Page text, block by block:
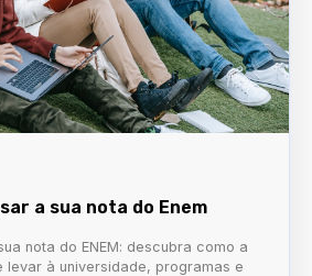
a sua nota do Enem
nota do ENEM: descubra como a
levar à universidade, programas e